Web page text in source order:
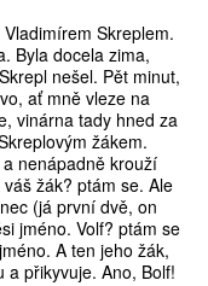
Skreplem.
Byla docela zima,
nešel. Pět minut,
ať mně vleze na
vinárna tady hned za
žákem.
nenápadně krouží
žák? ptám se. Ale
(já první dvě, on
jméno. Volf? ptám se
A ten jeho žák,
a přikyvuje. Ano, Bolf!